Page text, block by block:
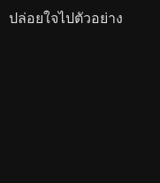
ปล่อยใจไปตัวอย่าง